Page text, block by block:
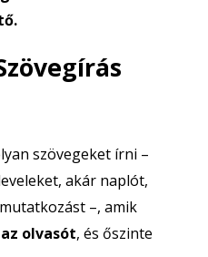
szövegeket írni –
akár naplót,
–, amik
olvasót, és őszinte